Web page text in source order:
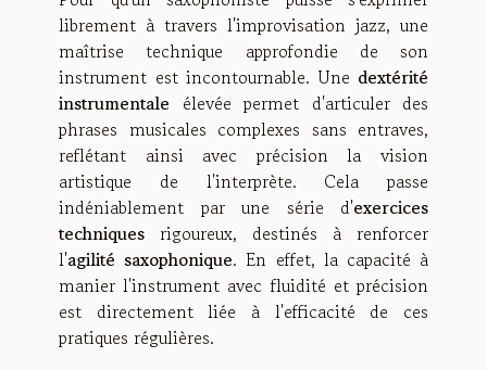
librement à travers l'improvisation jazz, une
maîtrise technique approfondie de son
instrument est incontournable. Une dextérité
instrumentale élevée permet d'articuler des
phrases musicales complexes sans entraves,
reflétant ainsi avec précision la vision
artistique de l'interprète. Cela passe
indéniablement par une série d'exercices
techniques rigoureux, destinés à renforcer
l'agilité saxophonique. En effet, la capacité à
manier l'instrument avec fluidité et précision
est directement liée à l'efficacité de ces
pratiques régulières.